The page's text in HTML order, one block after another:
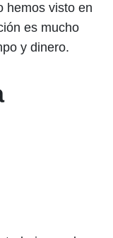
hemos visto en
es mucho
y dinero.